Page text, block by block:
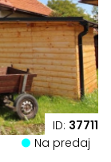
ID: 37711
Na predaj